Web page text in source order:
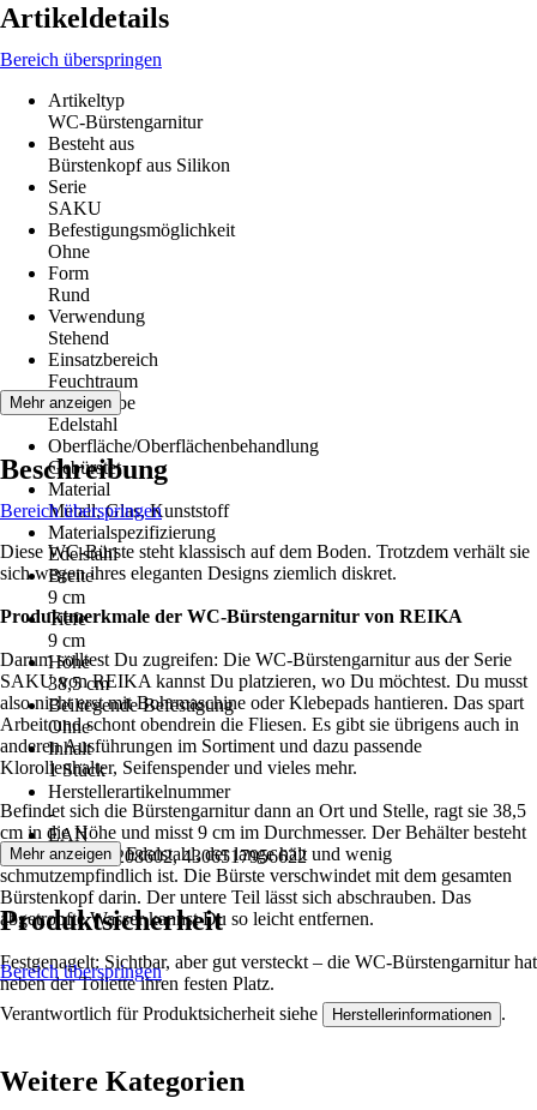
Artikeldetails
Bereich überspringen
Artikeltyp
WC-Bürstengarnitur
Besteht aus
Bürstenkopf aus Silikon
Serie
SAKU
Befestigungsmöglichkeit
Ohne
Form
Rund
Verwendung
Stehend
Einsatzbereich
Feuchtraum
Grundfarbe
Edelstahl
Oberfläche/Oberflächenbehandlung
Gebürstet
Material
Metall, Glas, Kunststoff
Materialspezifizierung
Edelstahl
Breite
9 cm
Tiefe
9 cm
Höhe
38,5 cm
Beiliegende Befestigung
Ohne
Inhalt
1 Stück
Herstellerartikelnummer
-
EAN
2007009208602, 4306517956622
Mehr anzeigen
Beschreibung
Bereich überspringen
Diese WC-Bürste steht klassisch auf dem Boden. Trotzdem verhält sie
sich wegen ihres eleganten Designs ziemlich diskret.
Produktmerkmale der WC-Bürstengarnitur von REIKA
Darum solltest Du zugreifen: Die WC-Bürstengarnitur aus der Serie
SAKU von REIKA kannst Du platzieren, wo Du möchtest. Du musst
also nicht erst mit Bohrmaschine oder Klebepads hantieren. Das spart
Arbeit und schont obendrein die Fliesen. Es gibt sie übrigens auch in
anderen Ausführungen im Sortiment und dazu passende
Klorollenhalter, Seifenspender und vieles mehr.
Befindet sich die Bürstengarnitur dann an Ort und Stelle, ragt sie 38,5
cm in die Höhe und misst 9 cm im Durchmesser. Der Behälter besteht
aus gebürstetem Edelstahl, der lange hält und wenig
schmutzempfindlich ist. Die Bürste verschwindet mit dem gesamten
Bürstenkopf darin. Der untere Teil lässt sich abschrauben. Das
abgetropfte Wasser kannst Du so leicht entfernen.
Festgenagelt: Sichtbar, aber gut versteckt – die WC-Bürstengarnitur hat
neben der Toilette ihren festen Platz.
Mehr anzeigen
Produktsicherheit
Bereich überspringen
Verantwortlich für Produktsicherheit siehe Herstellerinformationen .
Weitere Kategorien